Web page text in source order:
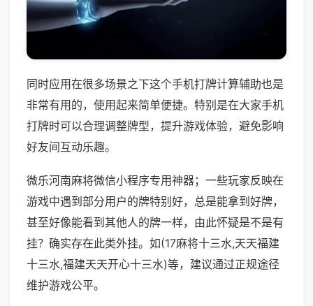
同时应用在很多场景之下这个手机打牌计算辅助也是
非常有用的，使用起来简单便捷。特别是在大家手机
打牌时可以合理调整牌型，提升游戏体验，避免影响
好友间互动乐趣。
微乐河南麻将微信小程序专用神器；一些玩家反映在
游戏中遇到部分用户的牌特别好，总是能拿到好牌，
甚至好像能看到其他人的牌一样，由此怀疑是不是有
挂？确实存在此类外挂。如(17麻将十三水,天天福建
十三水,福建天天开心十三水)等，建议通过正规途径
维护游戏公平。